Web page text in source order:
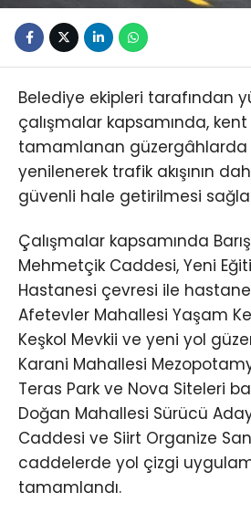
Belediye ekipleri tarafından
çalışmalar kapsamında,
tamamlanan güzergâhlarda
yenilenerek trafik akışının
güvenli hale getirilmesi
Çalışmalar kapsamında
Mehmetçik Caddesi, Yeni
Hastanesi çevresi ile
Afetevler Mahallesi Yaşam
Keşkol Mevkii ve yeni yol
Karani Mahallesi
Teras Park ve Nova Siteleri
Doğan Mahallesi Sürücü
Caddesi ve Siirt Organize
caddelerde yol çizgi
tamamlandı.